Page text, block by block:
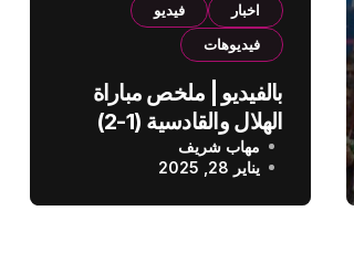
اخبار
فيديو
فيديوهات
بالفيديو | ملخص مباراة
الهلال والقادسية (1-2)
الدوري السعودي
مهاب شريف
يناير 28, 2025